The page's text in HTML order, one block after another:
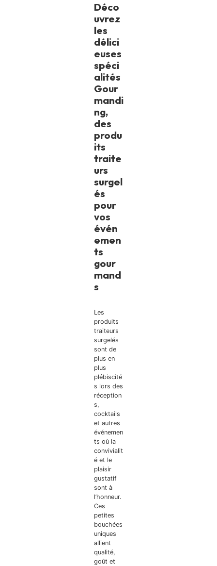
Déco
uvrez
les
délici
euses
spéci
alités
Gour
mandi
ng,
des
produ
its
traite
urs
surgel
és
pour
vos
évén
emen
ts
gour
mand
s
Les
produits
traiteurs
surgelés
sont de
plus en
plus
plébiscité
s lors des
réception
s,
cocktails
et autres
événemen
ts où la
convivialit
é et le
plaisir
gustatif
sont à
l’honneur.
Ces
petites
bouchées
uniques
allient
qualité,
goût et